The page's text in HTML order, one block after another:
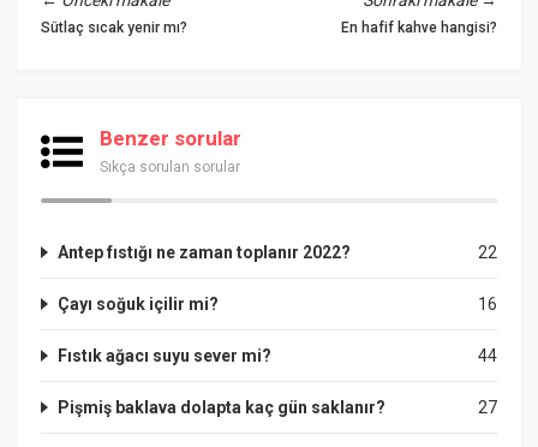
Sütlaç sıcak yenir mı? En hafif kahve hangisi?
Benzer sorular
Sıkça sorulan sorular
22
Antep fıstığı ne zaman toplanır 2022?
16
Çayı soğuk içilir mi?
44
Fıstık ağacı suyu sever mi?
27
Pişmiş baklava dolapta kaç gün saklanır?